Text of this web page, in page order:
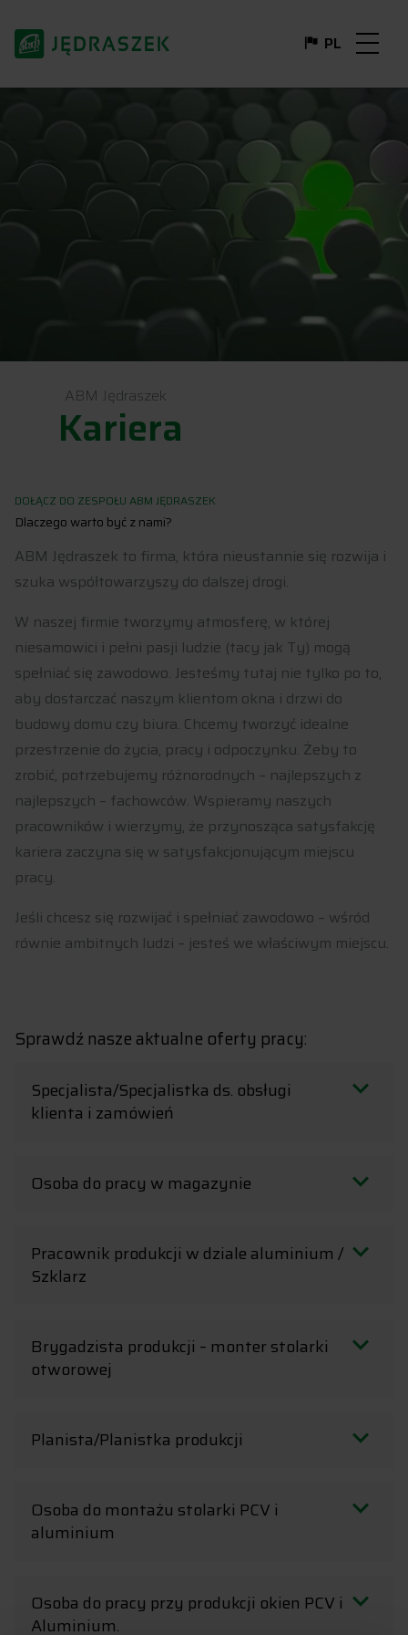
PL
IT
ABM Jędraszek
Kariera
DOŁĄCZ DO ZESPOŁU ABM JĘDRASZEK
Dlaczego warto być z nami?
ABM Jędraszek to firma, która nieustannie się rozwija i
szuka współtowarzyszy do dalszej drogi.
W naszej firmie tworzymy atmosferę, w której
niesamowici i pełni pasji ludzie (tacy jak Ty) mogą
spełniać się zawodowo. Jesteśmy tutaj nie tylko po to,
aby dostarczać naszym klientom okna i drzwi do
budowy domu czy biura. Chcemy tworzyć idealne
przestrzenie do życia, pracy i odpoczynku. Żeby to
zrobić, potrzebujemy różnorodnych – najlepszych z
najlepszych – fachowców. Wspieramy naszych
pracowników i wierzymy, że przynosząca satysfakcję
kariera zaczyna się w satysfakcjonującym miejscu
pracy.
Jeśli chcesz się rozwijać i spełniać zawodowo – wśród
równie ambitnych ludzi – jesteś we właściwym miejscu.
Sprawdź nasze aktualne oferty pracy:
Specjalista/Specjalistka ds. obsługi
klienta i zamówień
Osoba do pracy w magazynie
Pracownik produkcji w dziale aluminium /
Szklarz
Brygadzista produkcji – monter stolarki
otworowej
Planista/Planistka produkcji
Osoba do montażu stolarki PCV i
aluminium
Osoba do pracy przy produkcji okien PCV i
Aluminium.